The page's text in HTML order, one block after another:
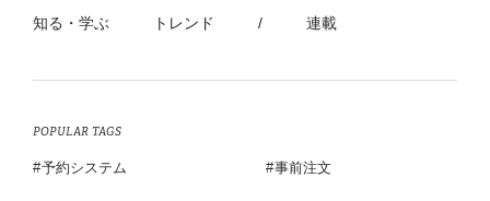
知る・学ぶ
トレンド / 連載
POPULAR TAGS
予約システム 事前注文